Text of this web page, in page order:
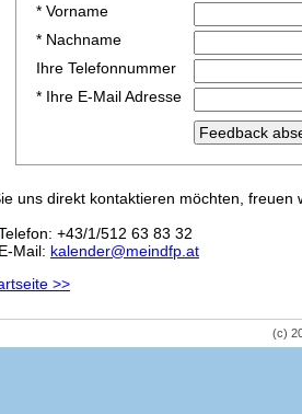
* Vorname
* Nachname
Ihre Telefonnummer
* Ihre E-Mail Adresse
uns direkt kontaktieren möchten,
+43/1/512 63 83 32
Mail: kalender@meindfp.at
>>
(c)